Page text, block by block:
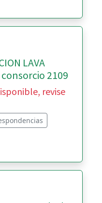
LAVA
consorcio 2109
revise